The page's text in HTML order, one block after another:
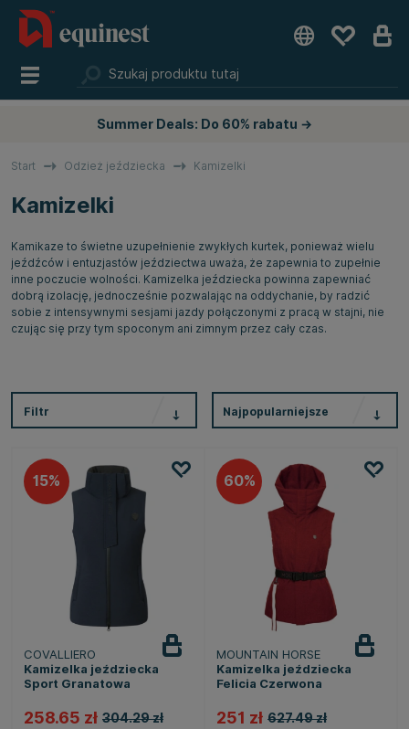
Summer Deals: Do 60% rabatu →
Start Odzież jeździecka Kamizelki
Kamizelki
Kamikaze to świetne uzupełnienie zwykłych kurtek, ponieważ wielu
jeźdźców i entuzjastów jeździectwa uważa, że zapewnia to zupełnie
inne poczucie wolności. Kamizelka jeździecka powinna zapewniać
dobrą izolację, jednocześnie pozwalając na oddychanie, by radzić
sobie z intensywnymi sesjami jazdy połączonymi z pracą w stajni, nie
czując się przy tym spoconym ani zimnym przez cały czas.
Filtr Najpopularniejsze
15
COVALLIERO
Kamizelka jeździecka
Sport Granatowa
258.65 zł 304.29 zł
60
MOUNTAIN HORSE
Kamizelka jeździecka
Felicia Czerwona
251 zł 627.49 zł